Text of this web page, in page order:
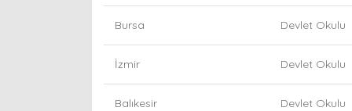
Bursa Devlet Okulu
İzmir Devlet Okulu
Balıkesir Devlet Okulu